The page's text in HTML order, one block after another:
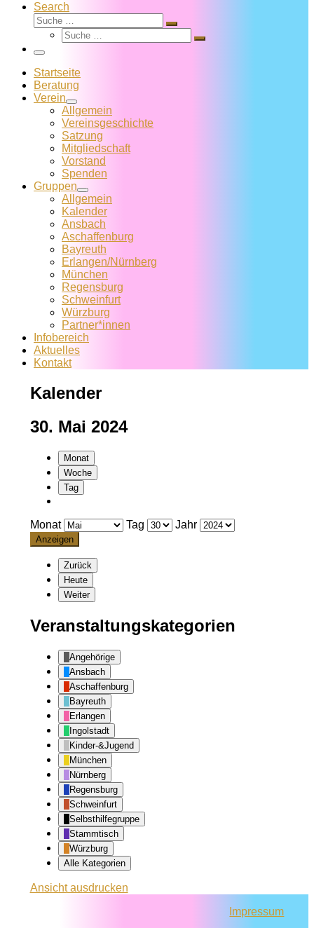
Search
Suche
Suche
Suche
Suche
Menü
Startseite
Beratung
Verein
Allgemein
Vereins­geschichte
Satzung
Mitglied­schaft
Vorstand
Spenden
Gruppen
Allgemein
Kalender
Ansbach
Aschaffenburg
Bayreuth
Erlangen/Nürnberg
München
Regensburg
Schweinfurt
Würzburg
Partner*innen
Infobereich
Aktuelles
Kontakt
Kalender
30. Mai 2024
Monat
Woche
Tag
Monat Tag Jahr
Zurück
Heute
Weiter
Veranstaltungskategorien
Angehörige
Ansbach
Aschaffenburg
Bayreuth
Erlangen
Ingolstadt
Kinder-&Jugend
München
Nürnberg
Regensburg
Schweinfurt
Selbsthilfegruppe
Stammtisch
Würzburg
Alle Kategorien
Ansichtausdrucken
Impressum